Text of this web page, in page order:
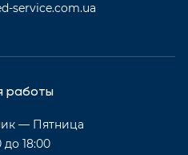
service.com.ua
работы
— Пятница
до 18:00